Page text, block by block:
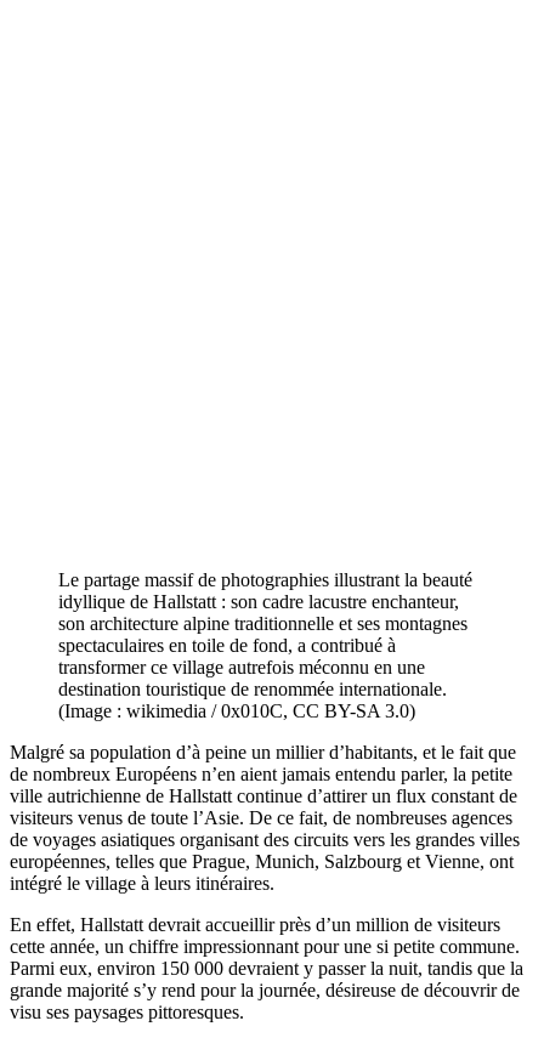
Le partage massif de photographies illustrant la beauté
idyllique de Hallstatt : son cadre lacustre enchanteur,
son architecture alpine traditionnelle et ses montagnes
spectaculaires en toile de fond, a contribué à
transformer ce village autrefois méconnu en une
destination touristique de renommée internationale.
(Image : wikimedia / 0x010C, CC BY-SA 3.0)
Malgré sa population d’à peine un millier d’habitants, et le fait que
de nombreux Européens n’en aient jamais entendu parler, la petite
ville autrichienne de Hallstatt continue d’attirer un flux constant de
visiteurs venus de toute l’Asie. De ce fait, de nombreuses agences
de voyages asiatiques organisant des circuits vers les grandes villes
européennes, telles que Prague, Munich, Salzbourg et Vienne, ont
intégré le village à leurs itinéraires.
En effet, Hallstatt devrait accueillir près d’un million de visiteurs
cette année, un chiffre impressionnant pour une si petite commune.
Parmi eux, environ 150 000 devraient y passer la nuit, tandis que la
grande majorité s’y rend pour la journée, désireuse de découvrir de
visu ses paysages pittoresques.